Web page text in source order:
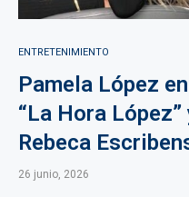
ENTRETENIMIENTO
Pamela López
“La Hora
Rebeca
26 junio, 2026